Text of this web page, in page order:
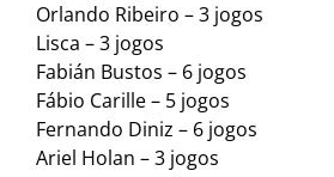
Orlando Ribeiro – 3 jogos
Lisca – 3 jogos
Fabián Bustos – 6 jogos
Fábio Carille – 5 jogos
Fernando Diniz – 6 jogos
Ariel Holan – 3 jogos